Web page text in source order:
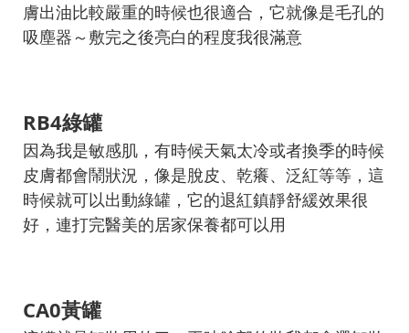
膚出油比較嚴重的時候也很適合，它就像是毛孔的
吸塵器～敷完之後亮白的程度我很滿意
RB4綠罐
因為我是敏感肌，有時候天氣太冷或者換季的時候
皮膚都會鬧狀況，像是脫皮、乾癢、泛紅等等，這
時候就可以出動綠罐，它的退紅鎮靜舒緩效果很
好，連打完醫美的居家保養都可以用
CA0黃罐